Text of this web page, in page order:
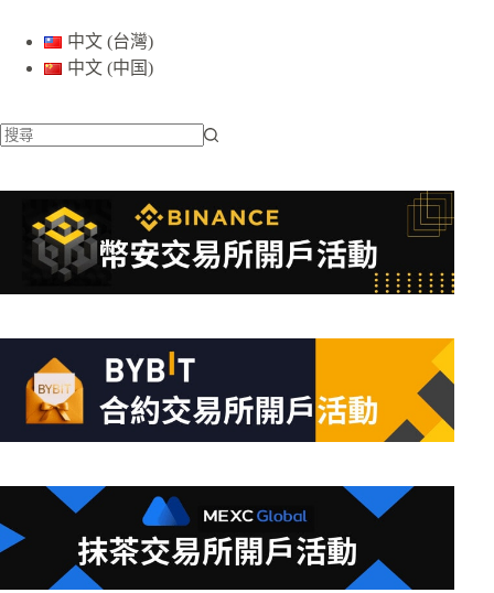
中文 (台灣)
中文 (中国)
不
條